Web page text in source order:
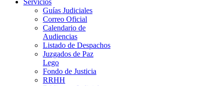
Servicios
Guías Judiciales
Correo Oficial
Calendario de
Audiencias
Listado de Despachos
Juzgados de Paz
Lego
Fondo de Justicia
RRHH